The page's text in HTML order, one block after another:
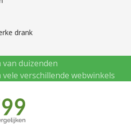
drank
duizenden
verschillende webwinkels